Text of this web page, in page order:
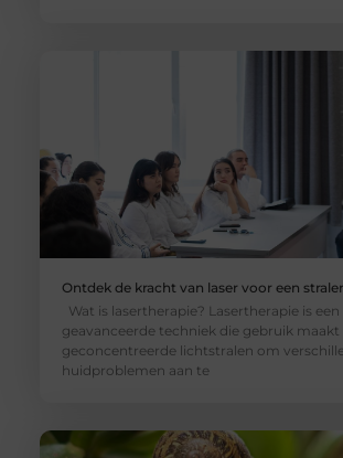
Ontdek de kracht van laser voor een
Wat is lasertherapie? Lasertherapie is een
geavanceerde techniek die gebruik maakt
geconcentreerde lichtstralen om
huidproblemen aan te